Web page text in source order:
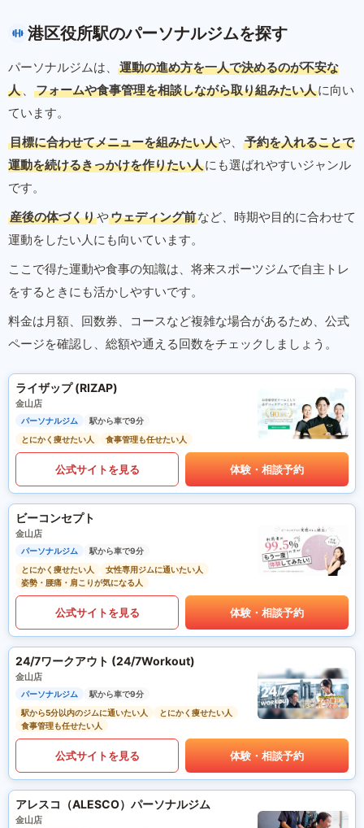
港区役所駅のパーソナルジムを探す
パーソナルジムは、
運動の進め方を一人で決めるのが不安な
人 、 フォームや食事管理を相談しながら取り組みたい人に向い
ています。
目標に合わせてメニューを組みたい人や、
予約を入れることで
運動を続けるきっかけを作りたい人にも選ばれやすいジャンル
です。
産後の体づくりやウェディング前など、時期や目的に合わせて
運動をしたい人にも向いています。
ここで得た運動や食事の知識は、将来スポーツジムで自主トレ
をするときにも活かしやすいです。
料金は月額、回数券、コースなど複雑な場合があるため、公式
ページを確認し、総額や通える回数をチェックしましょう。
ライザップ (RIZAP)
金山店
パーソナルジム
駅から車で9分
とにかく痩せたい人
食事管理も任せたい人
公式サイトを見る 体験・相談予約
ビーコンセプト
金山店
パーソナルジム
駅から車で9分
とにかく痩せたい人
女性専用ジムに通いたい人
姿勢・腰痛・肩こりが気になる人
公式サイトを見る 体験・相談予約
24/7ワークアウト (24/7Workout)
金山店
パーソナルジム
駅から車で9分
駅から5分以内のジムに通いたい人
とにかく痩せたい人
食事管理も任せたい人
公式サイトを見る 体験・相談予約
アレスコ（ALESCO）パーソナルジム
金山店